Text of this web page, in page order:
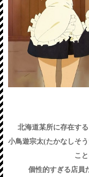
北海道某所に存在す
小鳥遊宗太(たかなしそ
こ
個性的すぎる店員